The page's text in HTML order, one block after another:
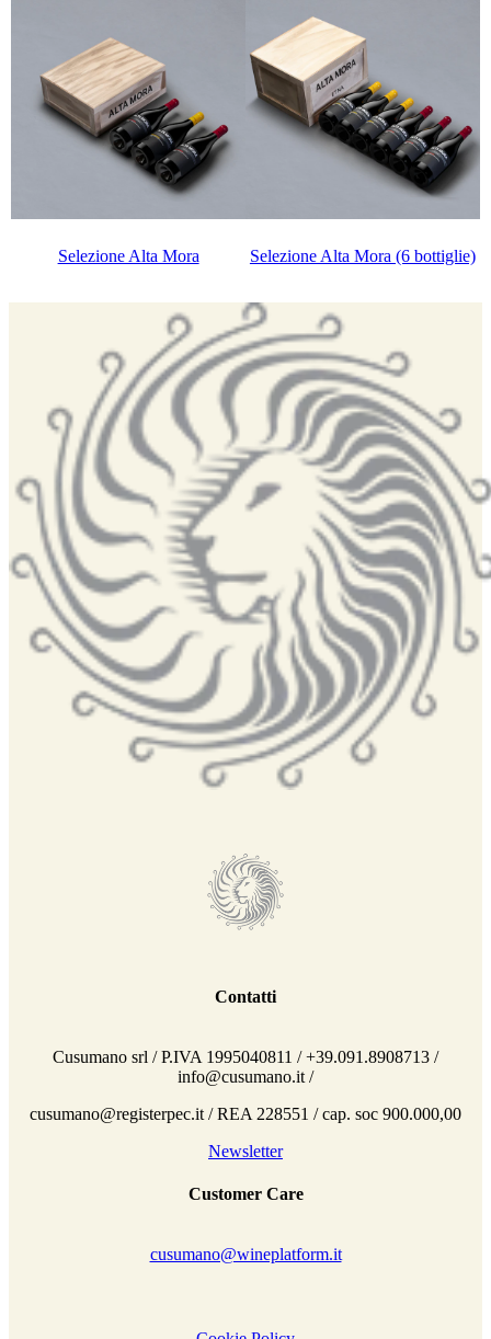
Selezione Alta Mora Selezione Alta Mora (6 bottiglie)
Contatti
Cusumano srl / P.IVA 1995040811 / +39.091.8908713 /
info@cusumano.it /
cusumano@registerpec.it / REA 228551 / cap. soc 900.000,00
Newsletter
Customer Care
cusumano@wineplatform.it